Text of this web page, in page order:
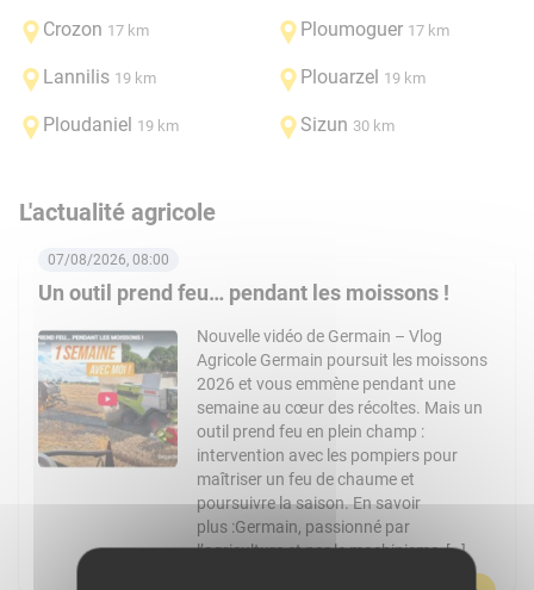
Crozon 17 km Ploumoguer 17 km
Lannilis 19 km Plouarzel 19 km
Ploudaniel 19 km Sizun 30 km
L'actualité agricole
Un outil prend feu… pendant les moissons !
07/08/2026, 08:00
Nouvelle vidéo de Germain – Vlog
Agricole Germain poursuit les moissons
2026 et vous emmène pendant une
semaine au cœur des récoltes. Mais un
outil prend feu en plein champ :
intervention avec les pompiers pour
maîtriser un feu de chaume et
poursuivre la saison. En savoir
plus :Germain, passionné par
l’agriculture et par le machinisme, […]